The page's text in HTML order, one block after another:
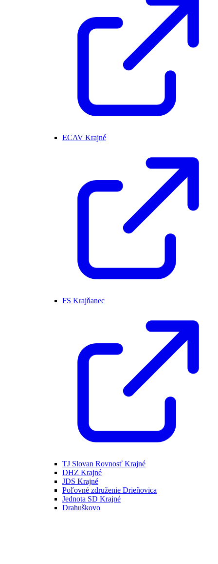
ECAV Krajné
FS Krajňanec
TJ Slovan Rovnosť Krajné
DHZ Krajné
JDS Krajné
Poľovné združenie Drieňovica
Jednota SD Krajné
Drahuškovo